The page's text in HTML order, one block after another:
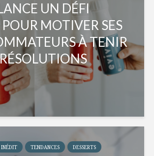
UN DÉFI
MOTIVER SES
À TENIR
TENDANCES DESSERTS